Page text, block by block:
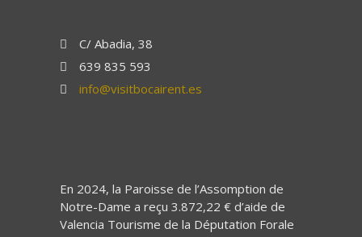
C/ Abadia, 38
639 835 593
info@visitbocairent.es
En 2024, la Paroisse de l’Assomption de
Notre-Dame a reçu 3.872,22 € d’aide de
Valencia Tourisme de la Députation Forale